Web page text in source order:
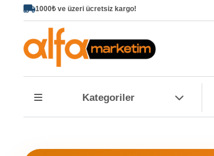
Sayfa
Popüler
1000₺ ve üzeri ücretsiz kargo!
Kategoriler